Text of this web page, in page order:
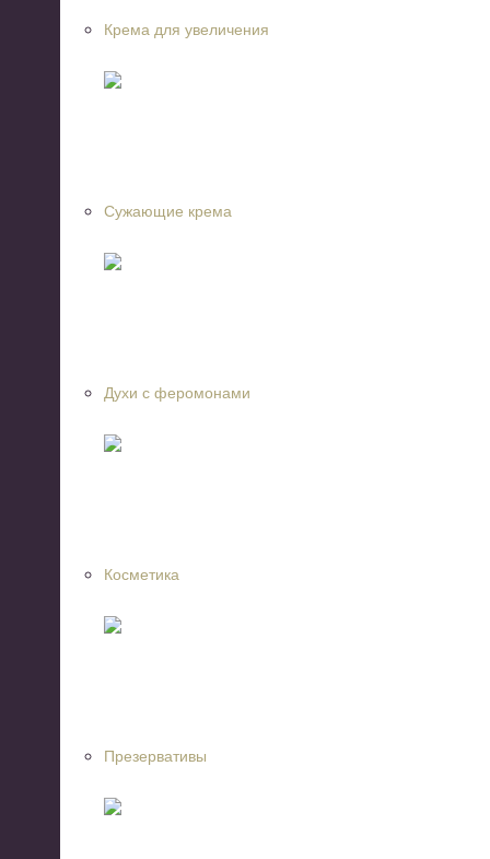
Крема для увеличения
Сужающие крема
Духи с феромонами
Косметика
Презервативы